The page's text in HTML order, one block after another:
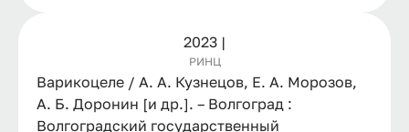
2023 |
РИНЦ
Варикоцеле / А. А. Кузнецов, Е. А. Морозов,
А. Б. Доронин [и др.]. – Волгоград :
Волгоградский государственный